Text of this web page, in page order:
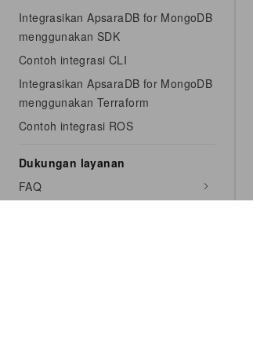
Integrasikan ApsaraDB for MongoDB
menggunakan SDK
Contoh integrasi CLI
Integrasikan ApsaraDB for MongoDB
menggunakan Terraform
Contoh integrasi ROS
Dukungan layanan
FAQ